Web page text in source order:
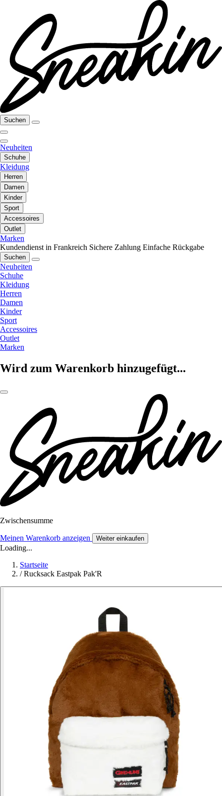
Suchen
Neuheiten
Schuhe
Kleidung
Herren
Damen
Kinder
Sport
Accessoires
Outlet
Marken
Kundendienst in Frankreich Sichere Zahlung Einfache Rückgabe
Suchen
Neuheiten
Schuhe
Kleidung
Herren
Damen
Kinder
Sport
Accessoires
Outlet
Marken
Wird zum Warenkorb hinzugefügt...
Zwischensumme
Meinen Warenkorb anzeigen Weiter einkaufen
Loading...
Startseite
/ Rucksack Eastpak Pak'R